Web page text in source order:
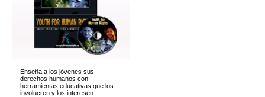
Enseña a los jóvenes sus
derechos humanos con
herramientas educativas que los
involucren y los interesen